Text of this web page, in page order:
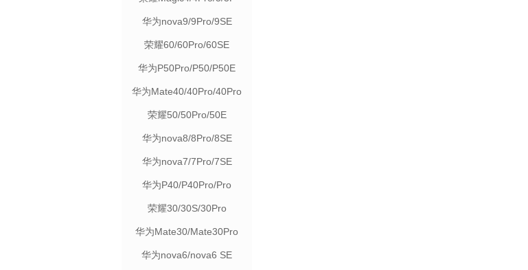
华为nova9/9Pro/9SE
荣耀60/60Pro/60SE
华为P50Pro/P50/P50E
华为Mate40/40Pro/40Pro
荣耀50/50Pro/50E
华为nova8/8Pro/8SE
华为nova7/7Pro/7SE
华为P40/P40Pro/Pro
荣耀30/30S/30Pro
华为Mate30/Mate30Pro
华为nova6/nova6 SE